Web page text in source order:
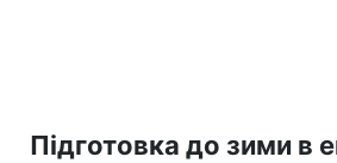
Підготовка до зими в